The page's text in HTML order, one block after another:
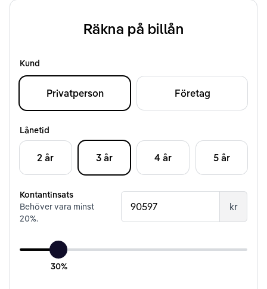
Räkna på billån
Kund
Privatperson Företag
Lånetid
2 år 3 år 4 år 5 år
Kontantinsats
Behöver vara minst
20%.
kr
30%